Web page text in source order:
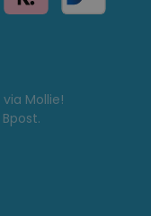
Mollie!